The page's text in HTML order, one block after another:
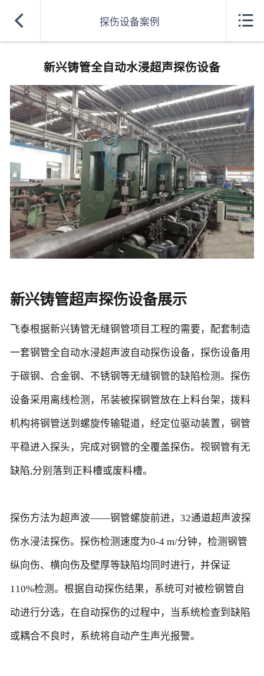
超声波探伤设备型号
探伤设备生产厂家
探伤设备案例
综合实力
合作单位
探伤知识
招聘信息
联系方式
 探伤设备案例 
新兴铸管全自动水浸超声探伤设备
新兴铸管超声探伤设备展示
飞泰根据新兴铸管无缝钢管项目工程的需要，配套制造
一套钢管全自动水浸超声波自动探伤设备，探伤设备用
于碳钢、合金钢、不锈钢等无缝钢管的缺陷检测。探伤
设备采用离线检测，吊装被探钢管放在上料台架，拨料
机构将钢管送到螺旋传输辊道，经定位驱动装置，钢管
平稳进入探头，完成对钢管的全覆盖探伤。视钢管有无
缺陷,分别落到正料槽或废料槽。
探伤方法为超声波——钢管螺旋前进，32通道超声波探
伤水浸法探伤。探伤检测速度为0-4 m/分钟，检测钢管
纵向伤、横向伤及壁厚等缺陷均同时进行，并保证
110%检测。根据自动探伤结果，系统可对被检钢管自
动进行分选，在自动探伤的过程中，当系统检查到缺陷
或耦合不良时，系统将自动产生声光报警。